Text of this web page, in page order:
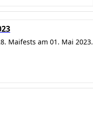
Maifests am 01. Mai 2023.